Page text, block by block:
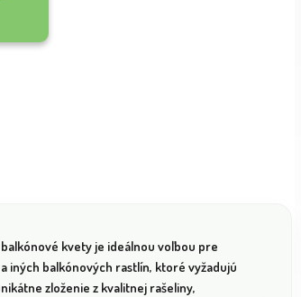
kvety je ideálnou voľbou pre
iných balkónových rastlín, ktoré vyžadujú
zloženie z kvalitnej rašeliny,